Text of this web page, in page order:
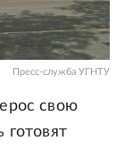
Пресс-служба УГНТУ
свою
готовят